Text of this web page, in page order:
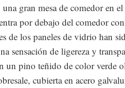
gran mesa de comedor en
por debajo del comedor
de los paneles de vidrio han
sensación de ligereza y
un pino teñido de color verde
cubierta en acero